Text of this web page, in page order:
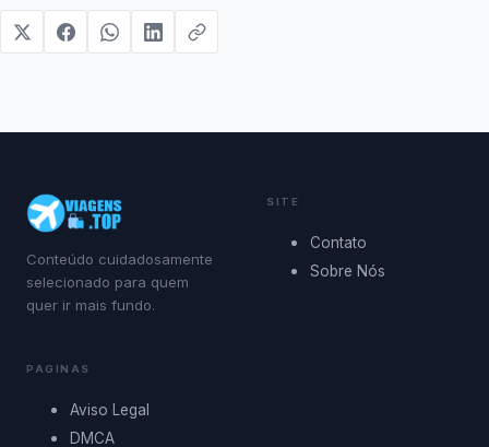
Conteúdo cuidadosamente
selecionado para quem
quer ir mais fundo.
SITE
Contato
Sobre Nós
PAGINAS
Aviso Legal
DMCA